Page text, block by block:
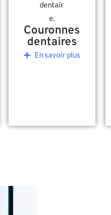
Couronnes
dentaires
En savoir plus